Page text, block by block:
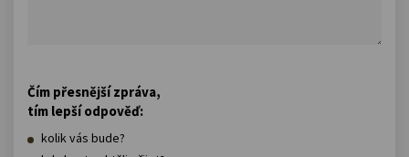
Čím přesnější zpráva,
tím lepší odpověď:
kolik vás bude?